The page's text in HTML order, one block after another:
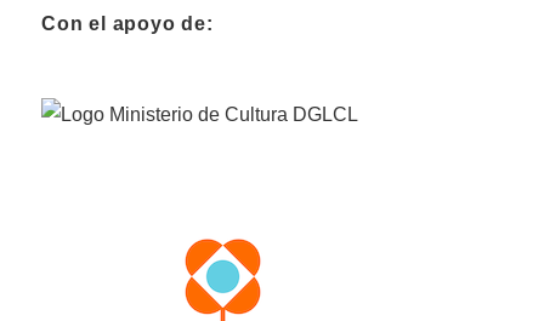
Con el apoyo de: